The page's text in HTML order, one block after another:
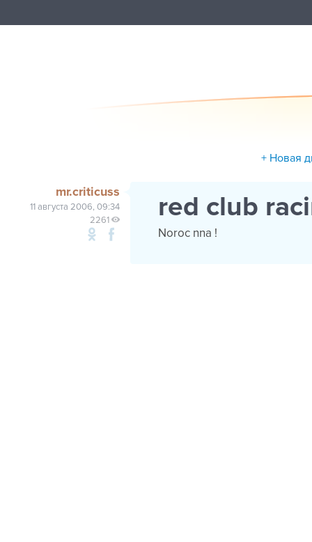
+ Новая
mr.criticuss
11 августа 2006, 09:34
2261
red club
Noroc nna !